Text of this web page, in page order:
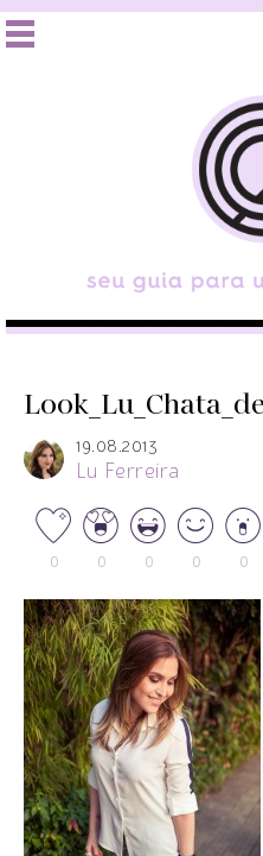
19.08.2013
Lu Ferreira
0 0 0 0 0